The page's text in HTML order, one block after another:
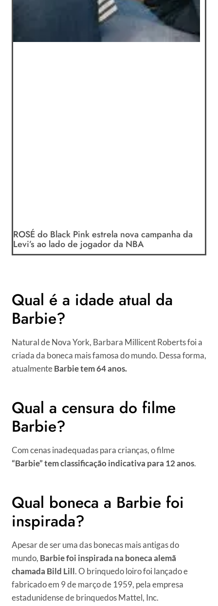
ROSÉ do Black Pink estrela nova campanha da
Levi’s ao lado de jogador da NBA
Qual é a idade atual da
Barbie?
Natural de Nova York, Barbara Millicent Roberts foi a
criada da boneca mais famosa do mundo. Dessa forma,
atualmenteBarbie tem 64 anos.
Qual a censura do filme
Barbie?
Com cenas inadequadas para crianças, o filme
“Barbie” tem classificação indicativa para 12 anos.
Qual boneca a Barbie foi
inspirada?
Apesar de ser uma das bonecas mais antigas do
mundo, Barbie foi inspirada na boneca alemã
chamada Bild Lill. O brinquedo loiro foi lançado e
fabricado em 9 de março de 1959, pela empresa
estadunidense de brinquedos Mattel, Inc.